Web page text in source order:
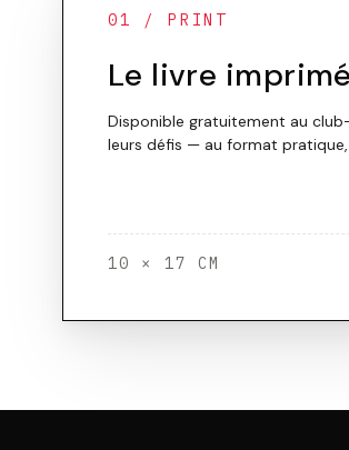
01 / PRINT
Le livre imprimé
Disponible gratuitement au
leurs défis — au format
10 × 17 CM